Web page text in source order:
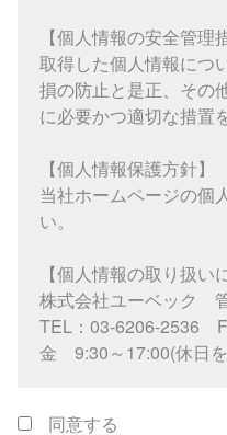
【個人情報の安全管理
取得した個人情報につ
損の防止と是正、その
に必要かつ適切な措置
【個人情報保護方針】
当社ホームページの個
い。
【個人情報の取り扱い
株式会社ユーベック
TEL：03-6206-2536
金 9:30～17:00(休日
同意する